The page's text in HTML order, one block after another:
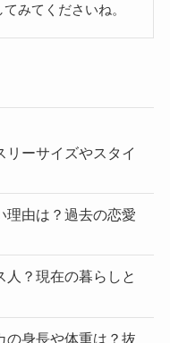
みてくださいね。
リーサイズやスタイ
理由は？過去の恋愛
人？現在の暮らしと
の身長や体重は？抜